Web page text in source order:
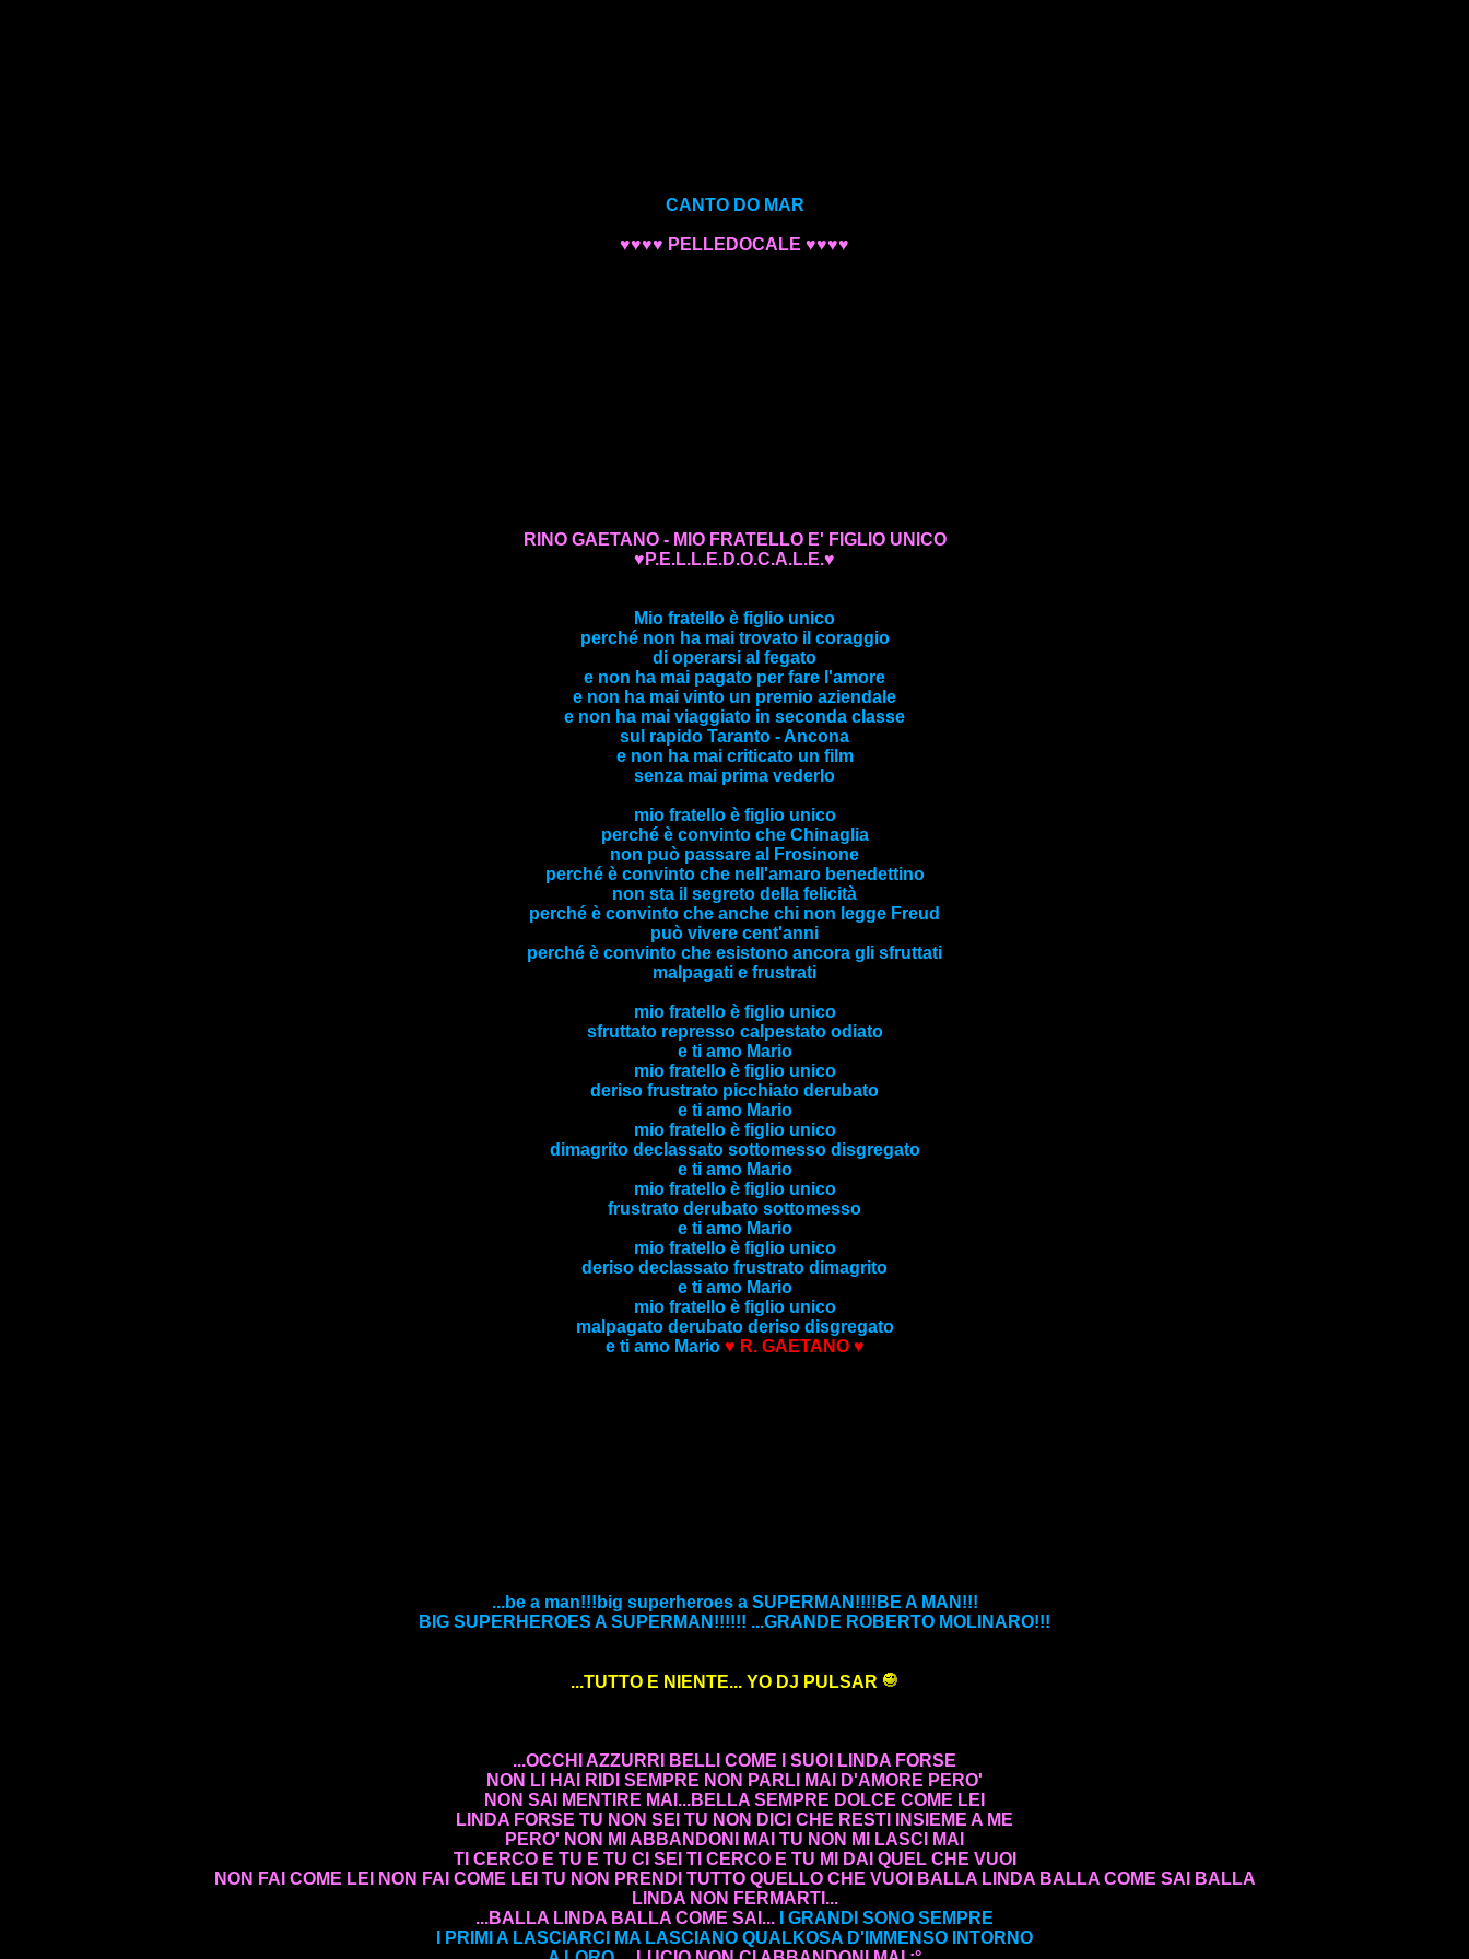
CANTO DO MAR
♥♥♥♥ PELLEDOCALE ♥♥♥♥
RINO GAETANO - MIO FRATELLO E' FIGLIO UNICO
♥P.E.L.L.E.D.O.C.A.L.E.♥
Mio fratello è figlio unico
perché non ha mai trovato il coraggio
di operarsi al fegato
e non ha mai pagato per fare l'amore
e non ha mai vinto un premio aziendale
e non ha mai viaggiato in seconda classe
sul rapido Taranto - Ancona
e non ha mai criticato un film
senza mai prima vederlo
mio fratello è figlio unico
perché è convinto che Chinaglia
non può passare al Frosinone
perché è convinto che nell'amaro benedettino
non sta il segreto della felicità
perché è convinto che anche chi non legge Freud
può vivere cent'anni
perché è convinto che esistono ancora gli sfruttati
malpagati e frustrati
mio fratello è figlio unico
sfruttato represso calpestato odiato
e ti amo Mario
mio fratello è figlio unico
deriso frustrato picchiato derubato
e ti amo Mario
mio fratello è figlio unico
dimagrito declassato sottomesso disgregato
e ti amo Mario
mio fratello è figlio unico
frustrato derubato sottomesso
e ti amo Mario
mio fratello è figlio unico
deriso declassato frustrato dimagrito
e ti amo Mario
mio fratello è figlio unico
malpagato derubato deriso disgregato
e ti amo Mario ♥ R. GAETANO ♥
...be a man!!!big superheroes a SUPERMAN!!!!BE A MAN!!!
BIG SUPERHEROES A SUPERMAN!!!!!! ...GRANDE ROBERTO MOLINARO!!!
...TUTTO E NIENTE... YO DJ PULSAR
...OCCHI AZZURRI BELLI COME I SUOI LINDA FORSE
NON LI HAI RIDI SEMPRE NON PARLI MAI D'AMORE PERO'
NON SAI MENTIRE MAI...BELLA SEMPRE DOLCE COME LEI
LINDA FORSE TU NON SEI TU NON DICI CHE RESTI INSIEME A ME
PERO' NON MI ABBANDONI MAI TU NON MI LASCI MAI
TI CERCO E TU E TU CI SEI TI CERCO E TU MI DAI QUEL CHE VUOI
NON FAI COME LEI NON FAI COME LEI TU NON PRENDI TUTTO QUELLO CHE VUOI BALLA LINDA BALLA COME SAI BALLA
LINDA NON FERMARTI...
...BALLA LINDA BALLA COME SAI...
I GRANDI SONO SEMPRE
I PRIMI A LASCIARCI MA LASCIANO QUALKOSA D'IMMENSO INTORNO